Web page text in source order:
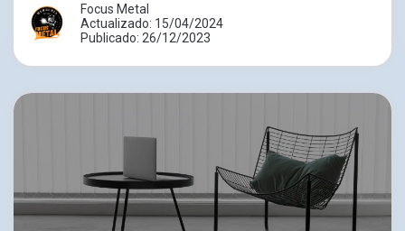
Focus Metal
Actualizado: 15/04/2024
Publicado: 26/12/2023